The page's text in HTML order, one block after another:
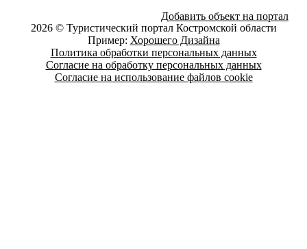
Добавить объект на портал
2026 © Туристический портал Костромской области
Пример: Хорошего Дизайна
Политика обработки персональных данных
Согласие на обработку персональных данных
Согласие на использование файлов cookie